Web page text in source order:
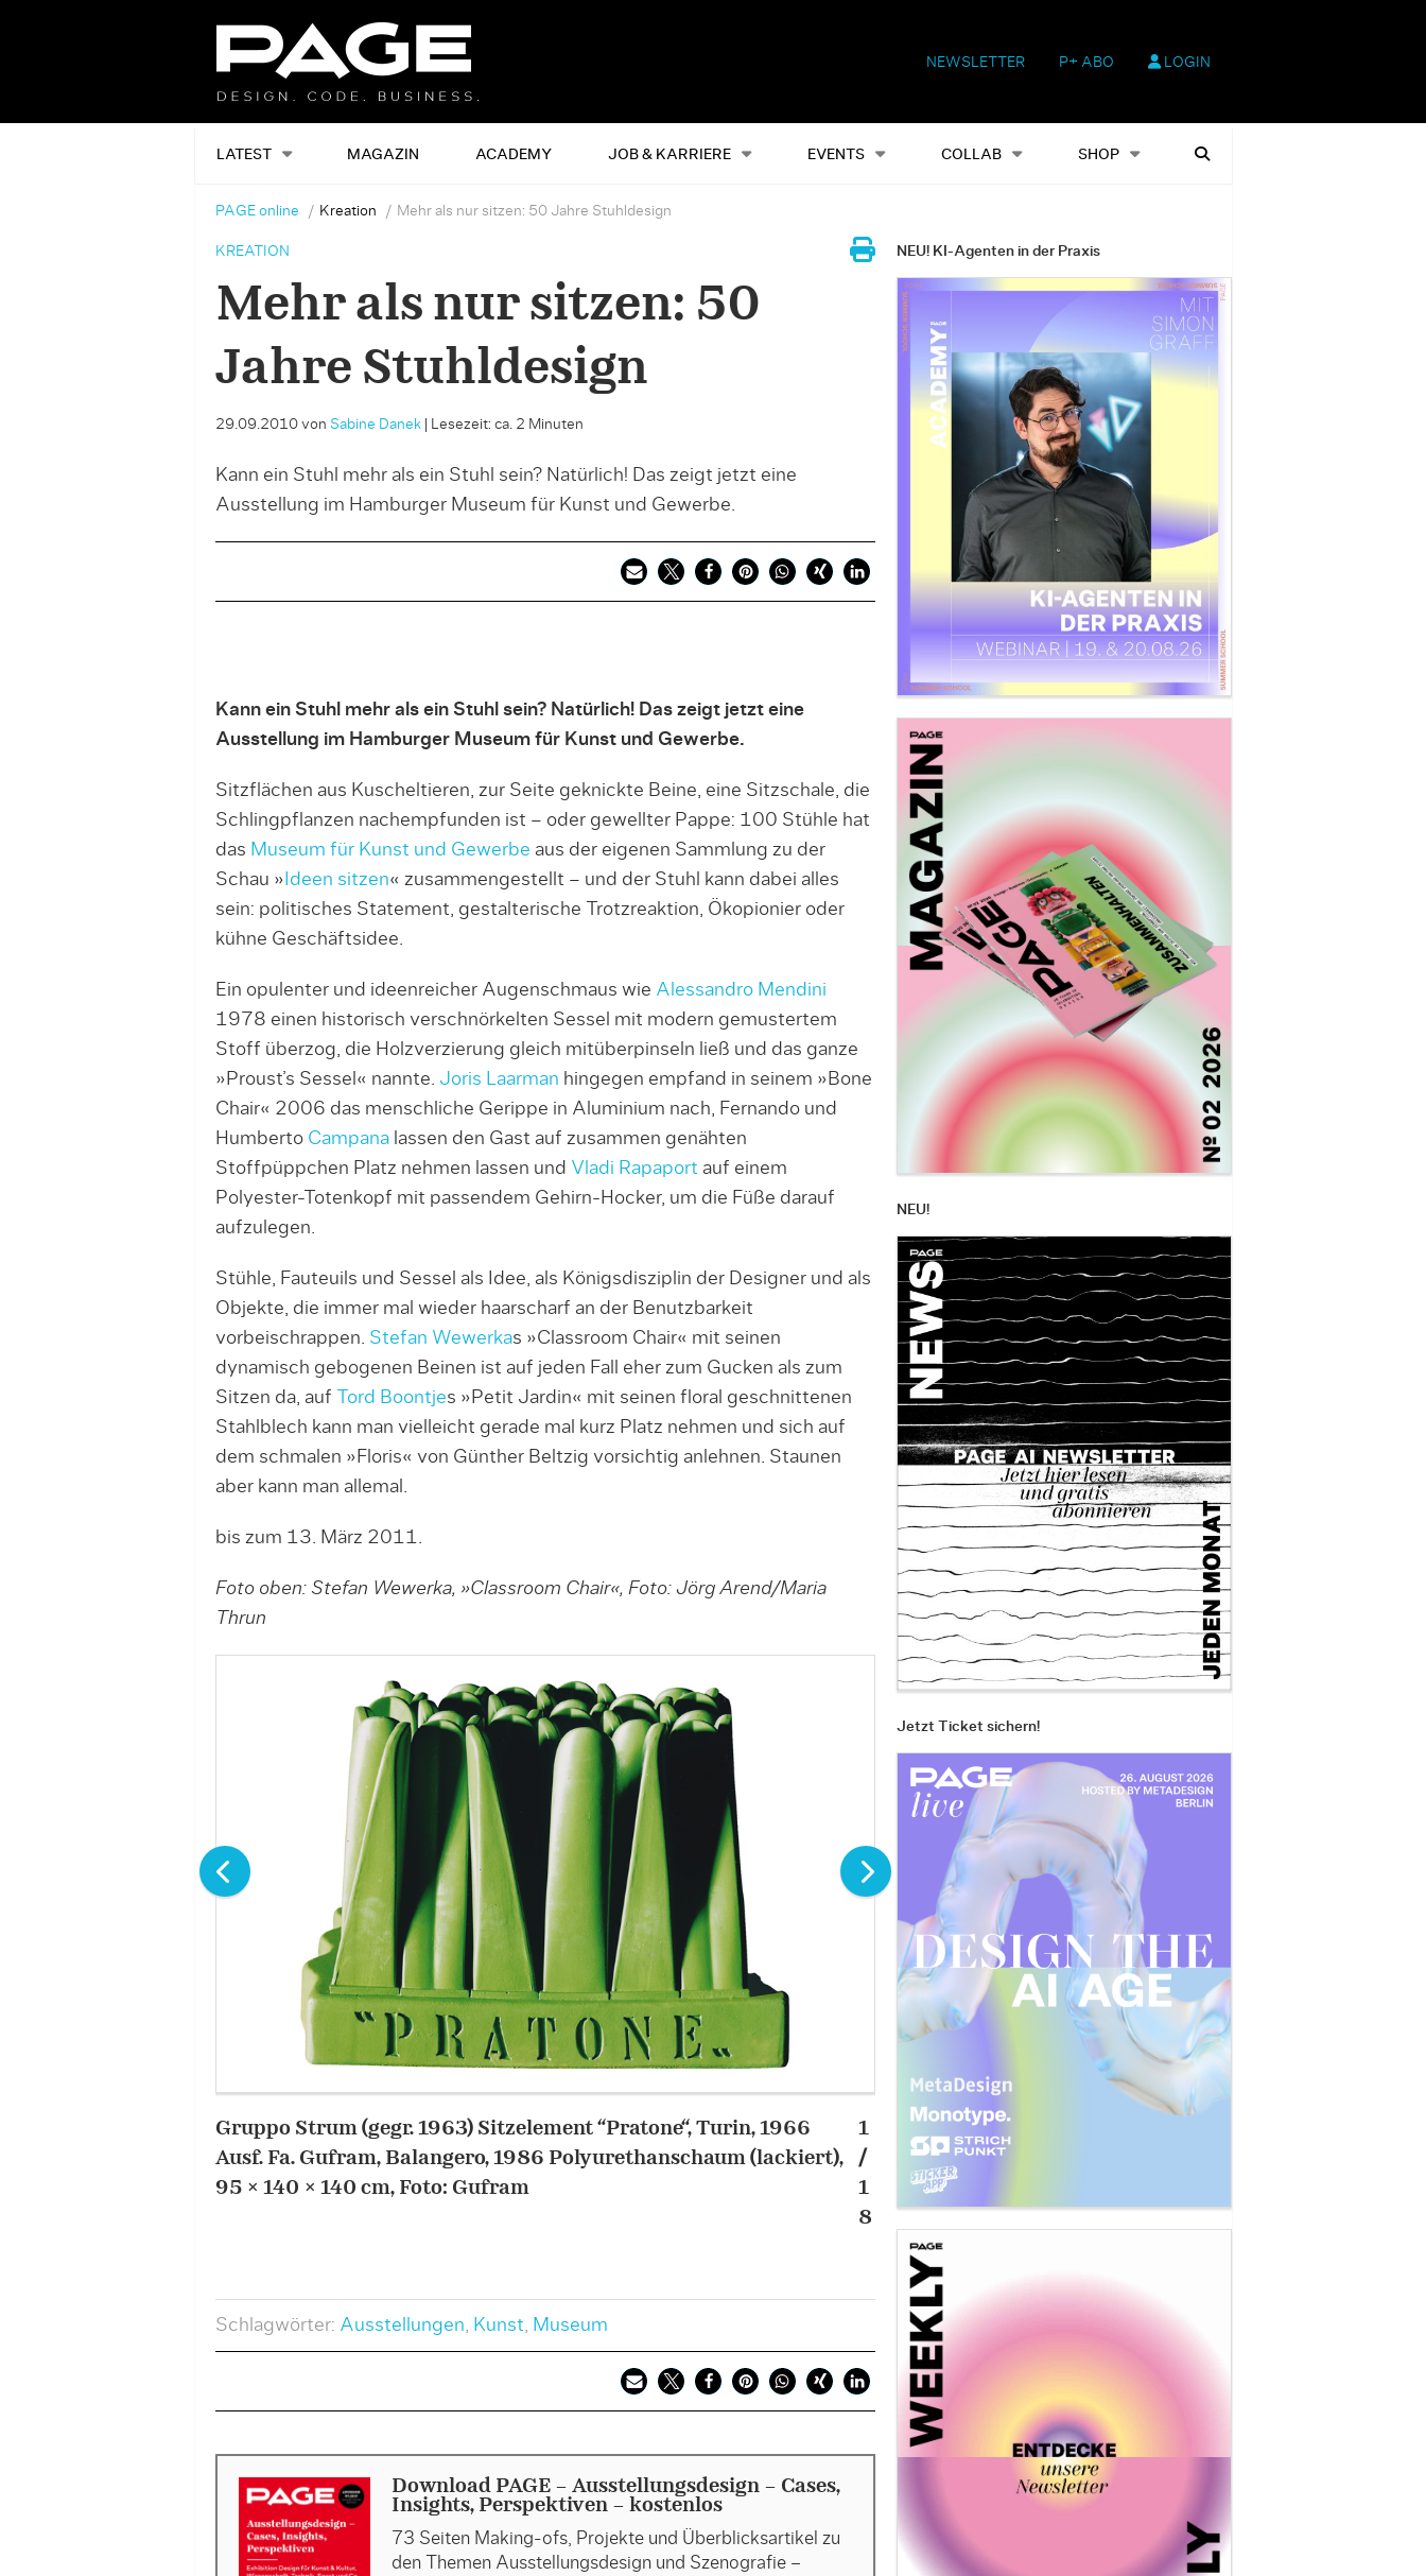
NEWSLETTER P+ ABO LOGIN
LATEST MAGAZIN ACADEMY JOB & KARRIERE EVENTS COLLAB SHOP
Alles Events Shop Heftausgaben Suchen
PAGE online Kreation Mehr als nur sitzen: 50 Jahre Stuhldesign
KREATION
Mehr als nur sitzen: 50
Jahre Stuhldesign
29.09.2010 von Sabine Danek| Lesezeit: ca. 2 Minuten
Kann ein Stuhl mehr als ein Stuhl sein? Natürlich! Das zeigt jetzt eine
Ausstellung im Hamburger Museum für Kunst und Gewerbe.
Kann ein Stuhl mehr als ein Stuhl sein? Natürlich! Das zeigt jetzt eine
Ausstellung im Hamburger Museum für Kunst und Gewerbe.
Sitzflächen aus Kuscheltieren, zur Seite geknickte Beine, eine Sitzschale, die
Schlingpflanzen nachempfunden ist – oder gewellter Pappe: 100 Stühle hat
das Museum für Kunst und Gewerbe aus der eigenen Sammlung zu der
Schau » Ideen sitzen« zusammengestellt – und der Stuhl kann dabei alles
sein: politisches Statement, gestalterische Trotzreaktion, Ökopionier oder
kühne Geschäftsidee.
Ein opulenter und ideenreicher Augenschmaus wie Alessandro Mendini
1978 einen historisch verschnörkelten Sessel mit modern gemustertem
Stoff überzog, die Holzverzierung gleich mitüberpinseln ließ und das ganze
»Proust’s Sessel« nannte. Joris Laarman hingegen empfand in seinem »Bone
Chair« 2006 das menschliche Gerippe in Aluminium nach, Fernando und
Humberto Campanalassen den Gast auf zusammen genähten
Stoffpüppchen Platz nehmen lassen und Vladi Rapaport auf einem
Polyester-Totenkopf mit passendem Gehirn-Hocker, um die Füße darauf
aufzulegen.
Stühle, Fauteuils und Sessel als Idee, als Königsdisziplin der Designer und als
Objekte, die immer mal wieder haarscharf an der Benutzbarkeit
vorbeischrappen. Stefan Wewerkas »Classroom Chair« mit seinen
dynamisch gebogenen Beinen ist auf jeden Fall eher zum Gucken als zum
Sitzen da, auf
Tord Boontjes »Petit Jardin« mit seinen floral geschnittenen
Stahlblech kann man vielleicht gerade mal kurz Platz nehmen und sich auf
dem schmalen »Floris« von Günther Beltzig vorsichtig anlehnen. Staunen
aber kann man allemal.
bis zum 13. März 2011.
Foto oben: Stefan Wewerka, »Classroom Chair«, Foto: Jörg Arend/Maria
Thrun
Gruppo Strum (gegr. 1963) Sitzelement “Pratone“, Turin, 1966
Ausf. Fa. Gufram, Balangero, 1986 Polyurethanschaum (lackiert),
95 x 140 x 140 cm, Foto: Gufram
1
/
1
8
Joris Laarman Stuhl “Bone Chair”, Utrecht, 2006
(gegossen und poliert), 77 x 45 x 76 cm, Foto: Jörg
Thrun
Schlagwörter: Ausstellungen, Kunst, Museum
Download PAGE - Ausstellungsdesign - Cases,
Insights, Perspektiven - kostenlos
73 Seiten Making-ofs, Projekte und Überblicksartikel zu
den Themen Ausstellungsdesign und Szenografie –
NEU! KI-Agenten in der Praxis
NEU!
Jetzt Ticket sichern!